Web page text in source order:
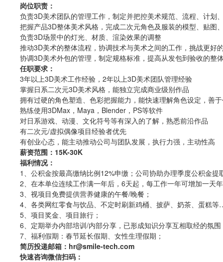
岗位职责：
负责3D美术团队的管理工作，制定并把控美术规范、流程、计划
把握产品3D整体美术风格，完成二次元角色及服装的模型、贴图
负责3D场景中的灯光、材质、渲染效果的调整
推动3D美术的整体流程，协调技术与美术之间的工作，挑战更好
协调3D美术外包的管理，制定规格标准，提高从发包到验收的整
任职要求：
3年以上3D美术工作经验，2年以上3D美术团队管理经验
掌握日系二次元3D美术风格，能独立完成商业级别作品
拥有过硬的角色塑造、色彩把握能力，能快速理解角色设定，善
熟练使用3DMax，Maya，Blender，PS等软件
对日系游戏、动漫、文化符号等有深入的了解，熟悉前沿作品
有二次元/虚拟偶像项目经验者优先
有创业心态，能主动推动公司与团队发展，执行力强，主动性高
薪资范围：15K-30K
福利情况：
1、公积金按最高缴纳比例12%申缴；公司协助办理季度公积金提
2、在本单位连续工作满一年后，6天起，每工作一年可增加一天
3、视项目免费提供营养健康的午餐/晚餐；
4、各类网红零食与饮品、不定时刷新鸡桶、披萨、奶茶、蛋糕
5、项目奖金、项目旅行；
6、定期举办内部培训/内部分享，已形成知识分享互相取经的氛围
7、福利假期：春节延长假期、女性生理假期；
简历投递邮箱：hr@smile-tech.com
快速咨询微信扫码：